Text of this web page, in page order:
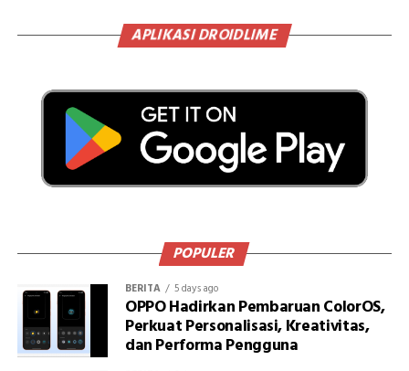
APLIKASI DROIDLIME
POPULER
BERITA 5 days ago
OPPO Hadirkan Pembaruan ColorOS,
Perkuat Personalisasi, Kreativitas,
dan Performa Pengguna